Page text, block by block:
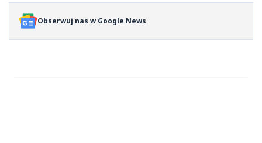
Obserwuj nas w Google News